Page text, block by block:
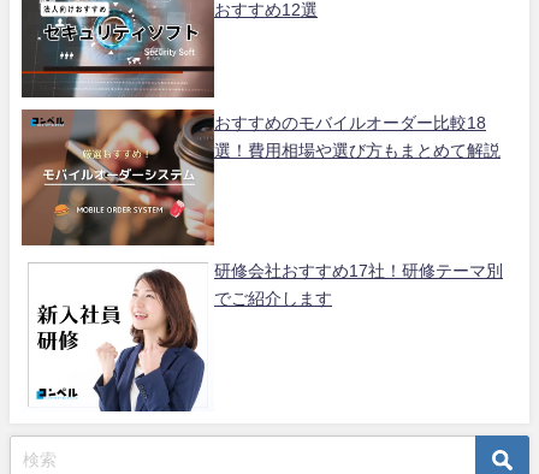
おすすめ12選
おすすめのモバイルオーダー比較18
選！費用相場や選び方もまとめて解説
研修会社おすすめ17社！研修テーマ別
でご紹介します